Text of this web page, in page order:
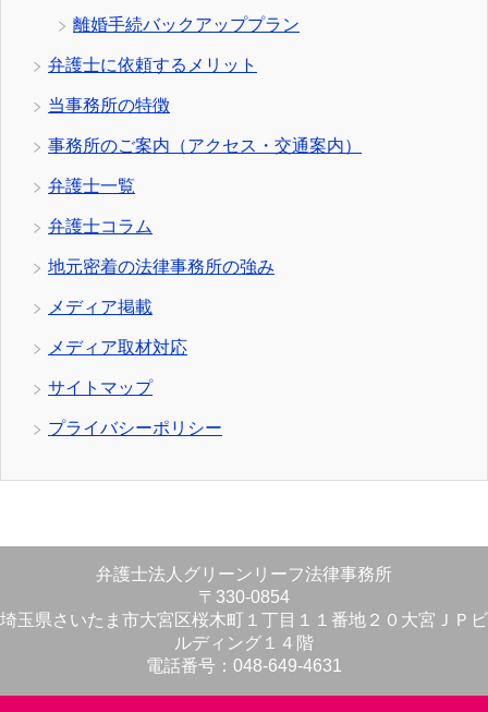
離婚手続バックアッププラン
弁護士に依頼するメリット
当事務所の特徴
事務所のご案内（アクセス・交通案内）
弁護士一覧
弁護士コラム
地元密着の法律事務所の強み
メディア掲載
メディア取材対応
サイトマップ
プライバシーポリシー
弁護士法人グリーンリーフ法律事務所
〒330-0854
埼玉県さいたま市大宮区桜木町１丁目１１番地２０大宮ＪＰビ
ルディング１４階
電話番号：048-649-4631